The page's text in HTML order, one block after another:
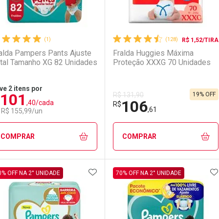
Ativar Desconto
Comprar sem Desconto
Comprar sem Desconto
Ativar Desconto
Comprar sem Desconto
Comprar sem Desconto
(1)
Pampers Pants Ajuste
Tamanho XG 82 Unidades
2 itens por
101 ,40/cada
R$ 155,99/un
COMPRAR
FECHAR
FECHAR
Menos
(128) R$ 1,52/TIRA
Fralda Huggies Máxima
Proteção XXXG 70 Unidades
R$ 131,90
R$106,61
19% OFF
COMPRAR
Laboratório
Por Menos
OFF NA 2° UNIDADE ADICIONAR AOS FAVORITOS
70% OFF NA 2° UNIDADE